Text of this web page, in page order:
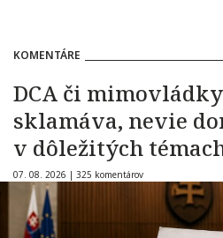
KOMENTÁRE
DCA či
sklamáva, nevie
v dôležitých
07. 08. 2026 | 325 komentárov